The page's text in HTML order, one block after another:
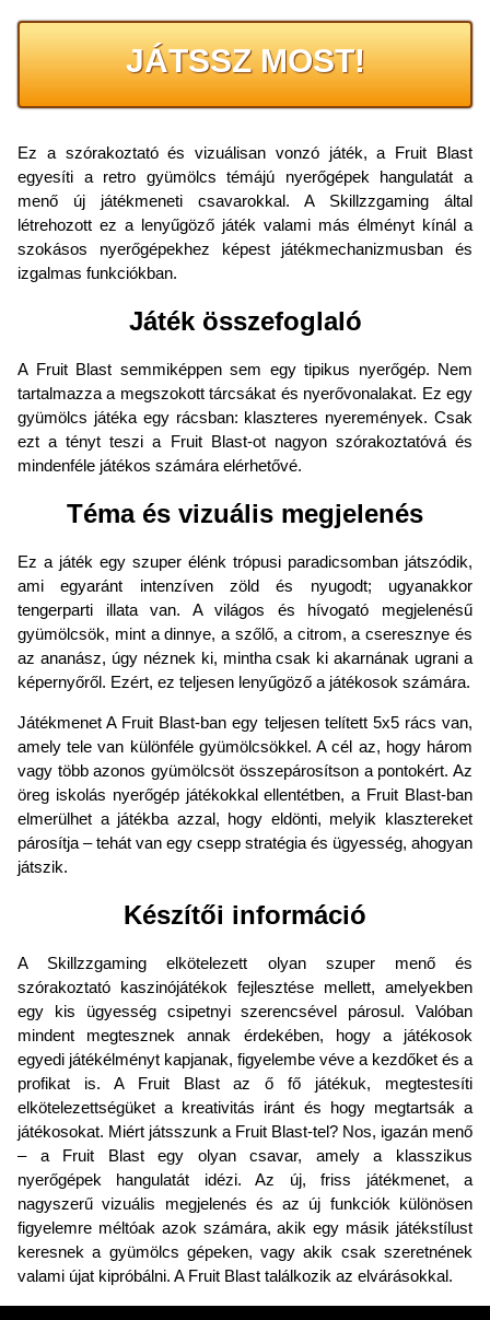
JÁTSSZ MOST!
Ez a szórakoztató és vizuálisan vonzó játék, a Fruit Blast
egyesíti a retro gyümölcs témájú nyerőgépek hangulatát a
menő új játékmeneti csavarokkal. A Skillzzgaming által
létrehozott ez a lenyűgöző játék valami más élményt kínál a
szokásos nyerőgépekhez képest játékmechanizmusban és
izgalmas funkciókban.
Játék összefoglaló
A Fruit Blast semmiképpen sem egy tipikus nyerőgép. Nem
tartalmazza a megszokott tárcsákat és nyerővonalakat. Ez egy
gyümölcs játéka egy rácsban: klaszteres nyeremények. Csak
ezt a tényt teszi a Fruit Blast-ot nagyon szórakoztatóvá és
mindenféle játékos számára elérhetővé.
Téma és vizuális megjelenés
Ez a játék egy szuper élénk trópusi paradicsomban játszódik,
ami egyaránt intenzíven zöld és nyugodt; ugyanakkor
tengerparti illata van. A világos és hívogató megjelenésű
gyümölcsök, mint a dinnye, a szőlő, a citrom, a cseresznye és
az ananász, úgy néznek ki, mintha csak ki akarnának ugrani a
képernyőről. Ezért, ez teljesen lenyűgöző a játékosok számára.
Játékmenet A Fruit Blast-ban egy teljesen telített 5x5 rács van,
amely tele van különféle gyümölcsökkel. A cél az, hogy három
vagy több azonos gyümölcsöt összepárosítson a pontokért. Az
öreg iskolás nyerőgép játékokkal ellentétben, a Fruit Blast-ban
elmerülhet a játékba azzal, hogy eldönti, melyik klasztereket
párosítja – tehát van egy csepp stratégia és ügyesség, ahogyan
játszik.
Készítői információ
A Skillzzgaming elkötelezett olyan szuper menő és
szórakoztató kaszinójátékok fejlesztése mellett, amelyekben
egy kis ügyesség csipetnyi szerencsével párosul. Valóban
mindent megtesznek annak érdekében, hogy a játékosok
egyedi játékélményt kapjanak, figyelembe véve a kezdőket és a
profikat is. A Fruit Blast az ő fő játékuk, megtestesíti
elkötelezettségüket a kreativitás iránt és hogy megtartsák a
játékosokat. Miért játsszunk a Fruit Blast-tel? Nos, igazán menő
– a Fruit Blast egy olyan csavar, amely a klasszikus
nyerőgépek hangulatát idézi. Az új, friss játékmenet, a
nagyszerű vizuális megjelenés és az új funkciók különösen
figyelemre méltóak azok számára, akik egy másik játékstílust
keresnek a gyümölcs gépeken, vagy akik csak szeretnének
valami újat kipróbálni. A Fruit Blast találkozik az elvárásokkal.